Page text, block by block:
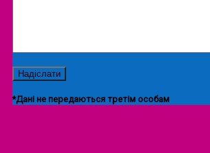
*Дані не передаються третім особам